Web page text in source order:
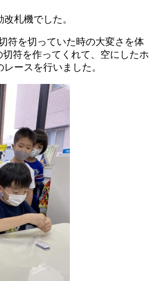
札機でした。
符を切っていた時の大変さを体
符を作ってくれて、空にしたホ
ースを行いました。